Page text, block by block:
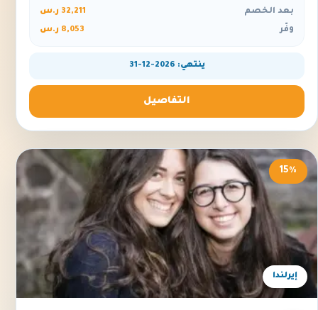
بعد الخصم
32,211 ر.س
وفّر
8,053 ر.س
ينتهي: 2026-12-31
التفاصيل
إيرلندا
15%